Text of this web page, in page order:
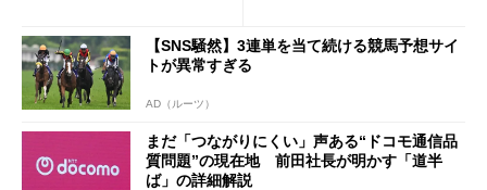
【SNS騒然】3連単を当て続ける競馬予想サイ
トが異常すぎる
AD（ルーツ）
まだ「つながりにくい」声ある“ドコモ通信品
質問題”の現在地 前田社長が明かす「道半
ば」の詳細解説